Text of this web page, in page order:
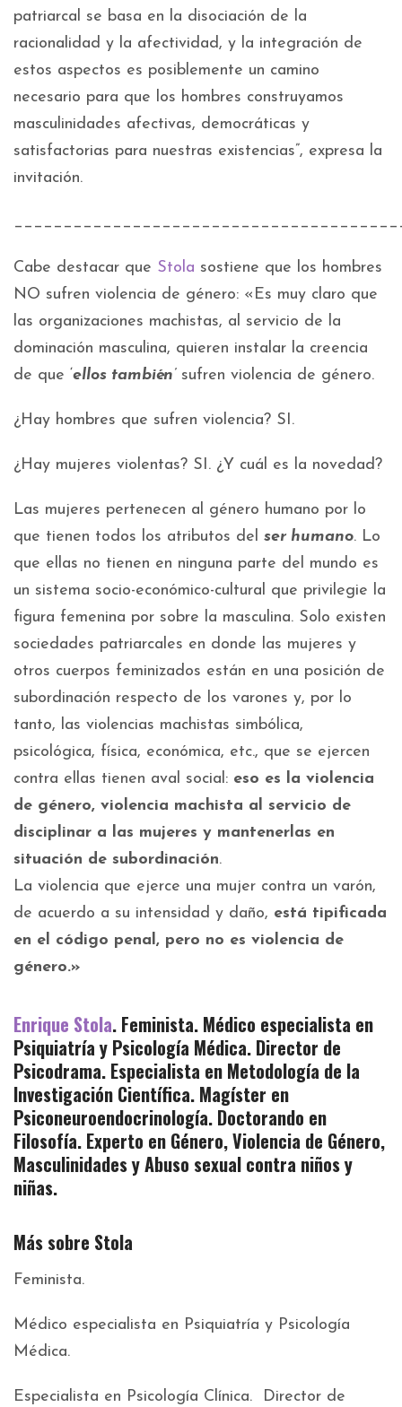
patriarcal se basa en la disociación de la
racionalidad y la afectividad, y la integración de
estos aspectos es posiblemente un camino
necesario para que los hombres construyamos
masculinidades afectivas, democráticas y
satisfactorias para nuestras existencias”, expresa la
invitación.
Cabe destacar que Stola sostiene que los hombres
NO sufren violencia de género: «Es muy claro que
las organizaciones machistas, al servicio de la
dominación masculina, quieren instalar la creencia
de que ‘ellos también’ sufren violencia de género.
¿Hay hombres que sufren violencia? SI.
¿Hay mujeres violentas? SI. ¿Y cuál es la novedad?
Las mujeres pertenecen al género humano por lo
que tienen todos los atributos del ser humano. Lo
que ellas no tienen en ninguna parte del mundo es
un sistema socio-económico-cultural que privilegie la
figura femenina por sobre la masculina. Solo existen
sociedades patriarcales en donde las mujeres y
otros cuerpos feminizados están en una posición de
subordinación respecto de los varones y, por lo
tanto, las violencias machistas simbólica,
psicológica, física, económica, etc., que se ejercen
contra ellas tienen aval social: eso es la violencia
de género, violencia machista al servicio de
disciplinar a las mujeres y mantenerlas en
situación de subordinación.
La violencia que ejerce una mujer contra un varón,
de acuerdo a su intensidad y daño, está tipificada
en el código penal, pero no es violencia de
género.»
Enrique Stola. Feminista. Médico especialista en
Psiquiatría y Psicología Médica. Director de
Psicodrama. Especialista en Metodología de la
Investigación Científica. Magíster en
Psiconeuroendocrinología. Doctorando en
Filosofía. Experto en Género, Violencia de Género,
Masculinidades y Abuso sexual contra niños y
niñas.
Más sobre Stola
Feminista.
Médico especialista en Psiquiatría y Psicología
Médica.
Especialista en Psicología Clínica. Director de